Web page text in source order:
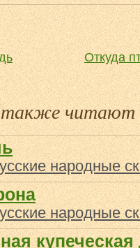
Откуда
также читают
народные
народные
купеческая